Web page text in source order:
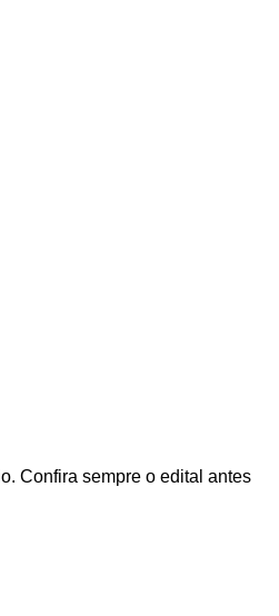
Confira sempre o edital antes